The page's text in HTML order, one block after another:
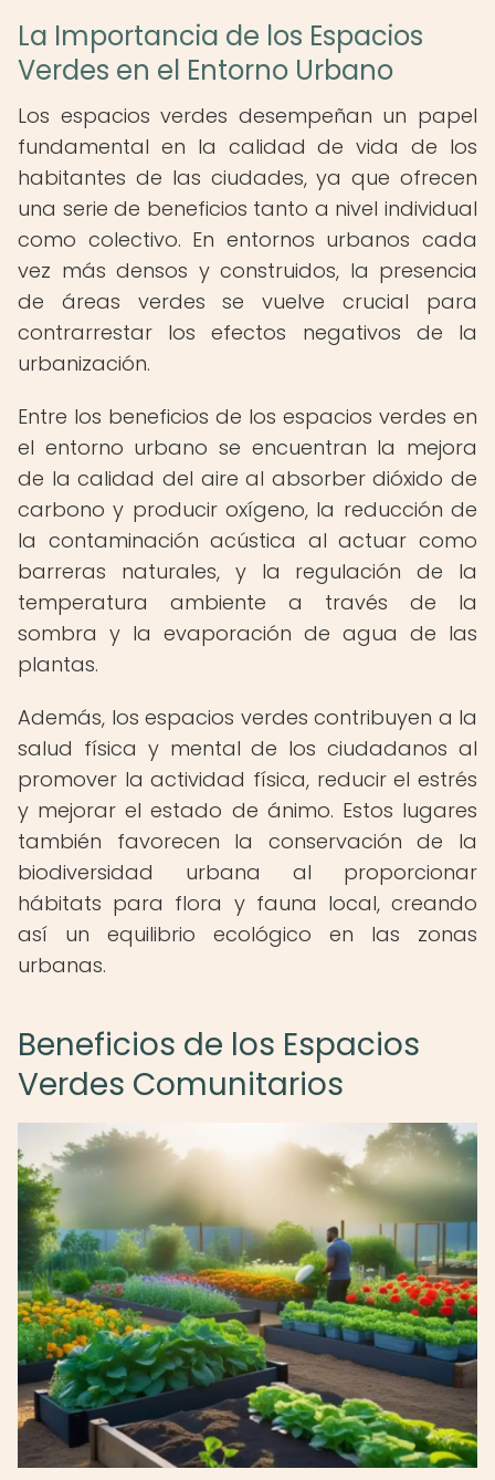
La Importancia de los Espacios
Verdes en el Entorno Urbano
Los espacios verdes desempeñan un papel
fundamental en la calidad de vida de los
habitantes de las ciudades, ya que ofrecen
una serie de beneficios tanto a nivel individual
como colectivo. En entornos urbanos cada
vez más densos y construidos, la presencia
de áreas verdes se vuelve crucial para
contrarrestar los efectos negativos de la
urbanización.
Entre los beneficios de los espacios verdes en
el entorno urbano se encuentran la mejora
de la calidad del aire al absorber dióxido de
carbono y producir oxígeno, la reducción de
la contaminación acústica al actuar como
barreras naturales, y la regulación de la
temperatura ambiente a través de la
sombra y la evaporación de agua de las
plantas.
Además, los espacios verdes contribuyen a la
salud física y mental de los ciudadanos al
promover la actividad física, reducir el estrés
y mejorar el estado de ánimo. Estos lugares
también favorecen la conservación de la
biodiversidad urbana al proporcionar
hábitats para flora y fauna local, creando
así un equilibrio ecológico en las zonas
urbanas.
Beneficios de los Espacios
Verdes Comunitarios